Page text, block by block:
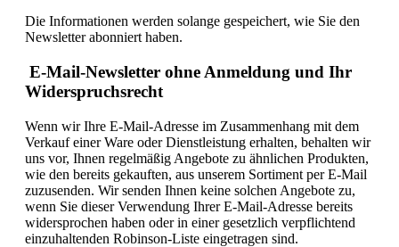
Die Informationen werden solange gespeichert, wie Sie den
Newsletter abonniert haben.
E-Mail-Newsletter ohne Anmeldung und Ihr
Widerspruchsrecht
Wenn wir Ihre E-Mail-Adresse im Zusammenhang mit dem
Verkauf einer Ware oder Dienstleistung erhalten, behalten wir
uns vor, Ihnen regelmäßig Angebote zu ähnlichen Produkten,
wie den bereits gekauften, aus unserem Sortiment per E-Mail
zuzusenden. Wir senden Ihnen keine solchen Angebote zu,
wenn Sie dieser Verwendung Ihrer E-Mail-Adresse bereits
widersprochen haben oder in einer gesetzlich verpflichtend
einzuhaltenden Robinson-Liste eingetragen sind.